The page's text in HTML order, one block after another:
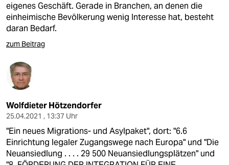
eigenes Geschäft. Gerade in Branchen, an denen die
einheimische Bevölkerung wenig Interesse hat, besteht
daran Bedarf.
zum Beitrag
Wolfdieter Hötzendorfer
25.04.2021 , 13:37 Uhr
"Ein neues Migrations- und Asylpaket", dort: "6.6
Einrichtung legaler Zugangswege nach Europa" und "Die
Neuansiedlung . . . . 29 500 Neuansiedlungsplätzen" und